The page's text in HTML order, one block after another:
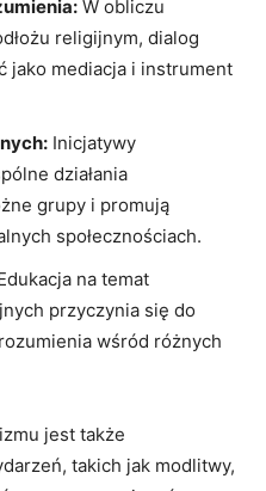
W obliczu
religijnym, dialog
‍jako mediacja i instrument
Inicjatywy
działania
⁢grupy i promują
społecznościach.
na temat
przyczynia się do
wśród różnych
jest także
takich‍ jak modlitwy,